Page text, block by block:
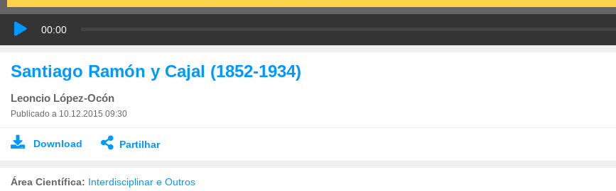
00:00
Santiago Ramón y Cajal (1852-1934)
Leoncio López-Ocón
Publicado a 10.12.2015 09:30
Download Partilhar
Área Científica: Interdisciplinar e Outros